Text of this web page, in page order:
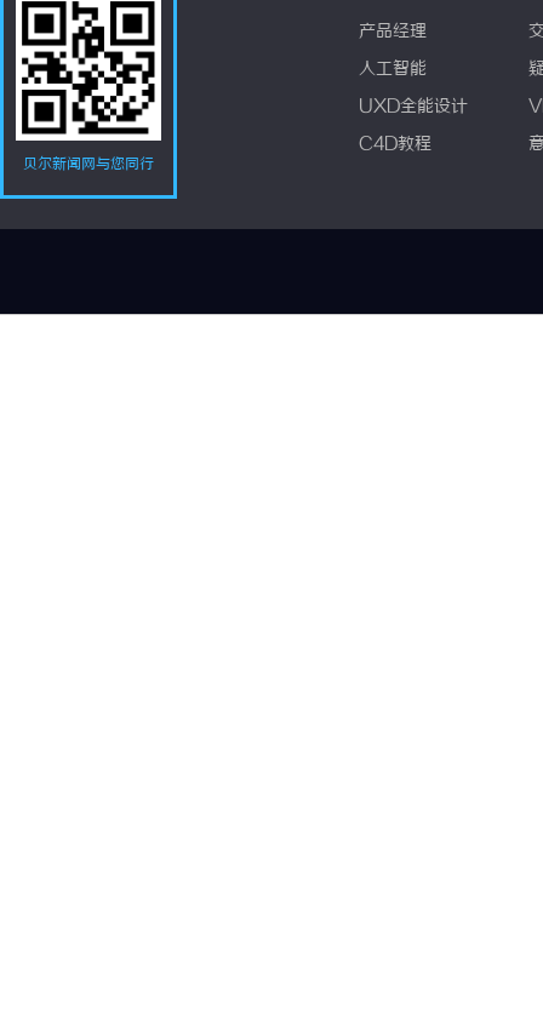
贝尔新闻网与您同行
产品经理
人工智能
UXD全能设计
C4D教程